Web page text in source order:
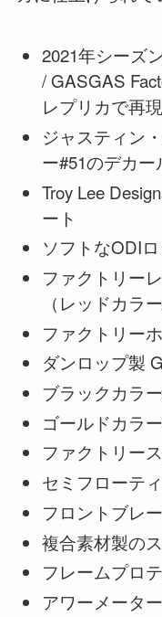
2021年シーズ
/ GASGAS
レプリカで再現
ジャスティン
ー#51のデカー
Troy Lee
ート
ソフトなODI
ファクトリー
（レッドカラ
ファクトリー
ダンロップ製
ブラックカラ
ゴールドカラ
ファクトリー
セミフローテ
フロントブレ
複合素材製の
フレームプロ
アワーメーター